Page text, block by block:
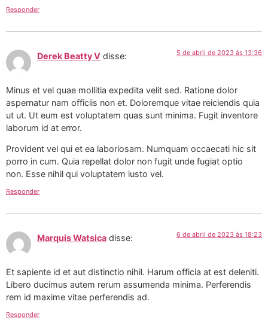
Responder
Derek Beatty V disse: 5 de abril de 2023 às 13:36
Minus et vel quae mollitia expedita velit sed. Ratione dolor
aspernatur nam officiis non et. Doloremque vitae reiciendis quia
ut ut. Ut eum est voluptatem quas sunt minima. Fugit inventore
laborum id at error.
Provident vel qui et ea laboriosam. Numquam occaecati hic sit
porro in cum. Quia repellat dolor non fugit unde fugiat optio
non. Esse nihil qui voluptatem iusto vel.
Responder
Marquis Watsica disse: 6 de abril de 2023 às 18:23
Et sapiente id et aut distinctio nihil. Harum officia at est deleniti.
Libero ducimus autem rerum assumenda minima. Perferendis
rem id maxime vitae perferendis ad.
Responder